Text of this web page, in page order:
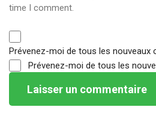
time I comment.
Prévenez-moi de tous les nouveaux
Prévenez-moi de tous les